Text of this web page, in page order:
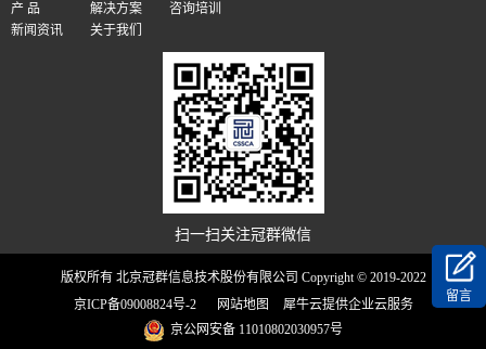
产 品 解决方案
咨询培训
新闻资讯
关于我们
扫一扫关注冠群微信
版权所有 北京冠群信息技术股份有限公司 Copyright © 2019-2022
京ICP备09008824号-2
网站地图
犀牛云提供企业云服务
京公网安备 11010802030957号
留言